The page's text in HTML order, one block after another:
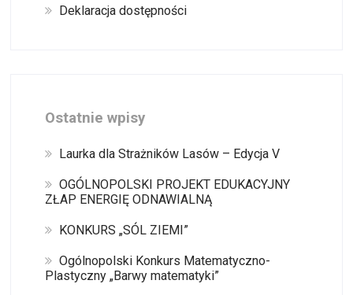
Deklaracja dostępności
Ostatnie wpisy
Laurka dla Strażników Lasów – Edycja V
OGÓLNOPOLSKI PROJEKT EDUKACYJNY
ZŁAP ENERGIĘ ODNAWIALNĄ
KONKURS „SÓL ZIEMI”
Ogólnopolski Konkurs Matematyczno-
Plastyczny „Barwy matematyki”